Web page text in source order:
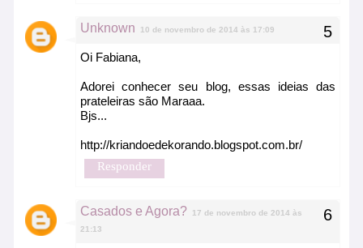
Unknown 10 de novembro de 2014 às 17:09
Oi Fabiana,
Adorei conhecer seu blog, essas ideias das
prateleiras são Maraaa.
Bjs...
http://kriandoedekorando.blogspot.com.br/
Responder
Casados e Agora?
17 de novembro de 2014 às
21:13